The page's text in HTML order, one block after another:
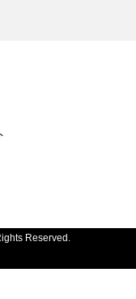
Reserved.